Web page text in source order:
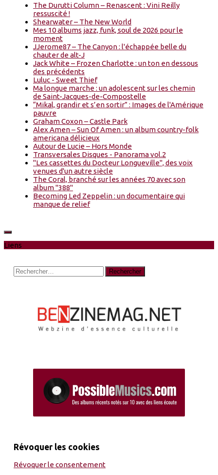
The Durutti Column – Renascent : Vini Reilly
ressuscité !
Shearwater – The New World
Mes 10 albums jazz, funk, soul de 2026 pour le
moment
JJerome87 – The Canyon : l'échappée belle du
chauter de alt-J
Jack White – Frozen Charlotte : un ton en dessous
des précédents
Luluc - Sweet Thief
Ma longue marche : un adolescent sur les chemin
de Saint-Jacques-de-Compostelle
“Mikal, grandir et s’en sortir” : Images de l'Amérique
pauvre
Graham Coxon – Castle Park
Alex Amen – Sun Of Amen : un album country-folk
americana délicieux
Autour de Lucie – Hors Monde
Transversales Disques - Panorama vol.2
"Les cassettes du Docteur Longueville", des voix
venues d'un autre siècle
The Coral, branché sur les années 70 avec son
album "388"
Becoming Led Zeppelin : un documentaire qui
manque de relief
Liens
Rechercher :
Révoquer les cookies
Révoquer le consentement